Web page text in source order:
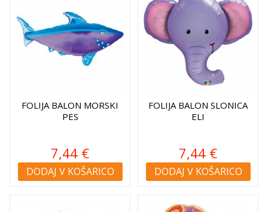
FOLIJA BALON MORSKI
PES
7,44 €
DODAJ V KOŠARICO
FOLIJA BALON SLONICA
ELI
7,44 €
DODAJ V KOŠARICO